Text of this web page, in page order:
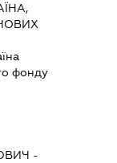
фонду
-